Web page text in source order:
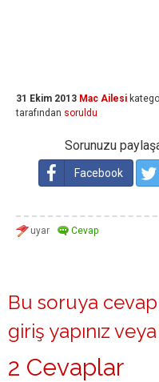
31 Ekim 2013 Mac Ailesi
tarafından soruldu
Sorunuzu
Facebook
Bu soruya
giriş yapınız veya
2 Cevaplar